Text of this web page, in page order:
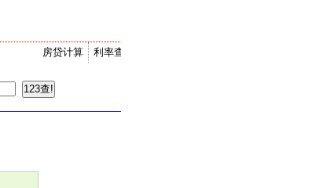
利率查询
房贷计算